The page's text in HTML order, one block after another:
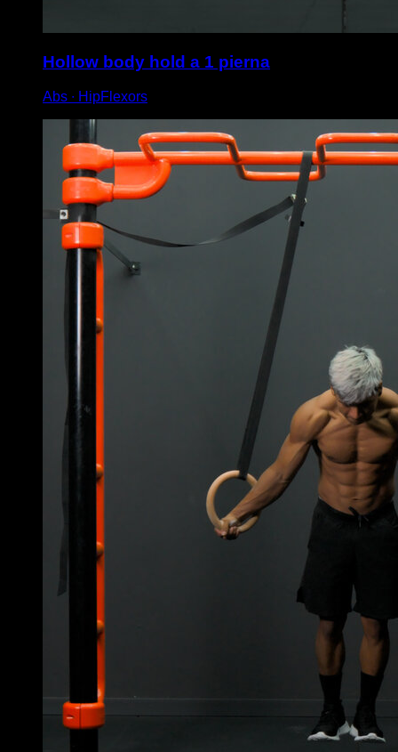
Hollow body hold a 1 pierna
Abs ∙ HipFlexors